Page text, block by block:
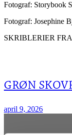
Fotograf: Storybook
Fotograf: Josephine
SKRIBLERIER
GRØN
april 9, 2026